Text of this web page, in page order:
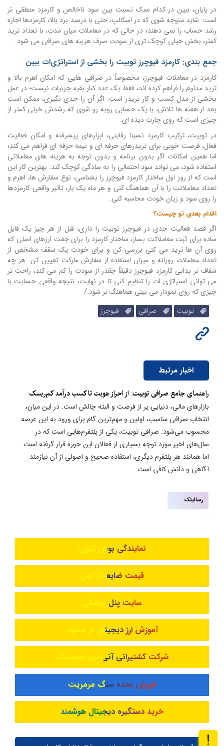
در پایان، ببین در کدام سبک نسبت بین سود ناخالص و کارمزد منطقی تر
است. شاید متوجه شوی که در اسکالپ، حتی با درصد برد بالا، کارمزدها اجازه
رشد حساب را نمی دهند؛ در حالی که در معاملات میان مدت، با تعداد ترید
کمتر، بخش خیلی کوچک تری از سودت صرف هزینه های صرافی می شود.
جمع بندی: کارمزد فیوچرز توبیت را بخشی از استراتژی‌ات ببین
کارمزد در معاملات فیوچرز، مخصوصاً در صرافی هایی که امکان اهرم بالا و
ترید مداوم را فراهم کرده اند، فقط یک عدد کنار بقیه جزئیات نیست؛ در عمل
بخشی از مدل کسب و کار تریدر است. اگر آن را جدی نگیری، ممکن است
بعد از هفته ها تلاش، با یک حسابی روبه رو شوی که رشدش خیلی کمتر از
چیزی است که روی چارت دیده ای.
در توبیت، ترکیب کارمزد نسبتا رقابتی، ابزارهای پیشرفته و امکان فعالیت
فعال، فرصت خوبی برای تریدرهای حرفه ای و نیمه حرفه ای فراهم می کند؛
اما همین امکانات اگر بدون برنامه و بدون توجه به هزینه های معاملاتی
استفاده شود، می تواند سود احتمالی را به سادگی کوچک کند. بهترین کار این
است که از روز اول ساختار کارمزد فیوچرز را بشناسی، نوع سفارش ها، اهرم و
تعداد معاملاتت را با آن هماهنگ کنی و هر ماه یک بار، تاثیر واقعی کارمزدها
را روی سود و زیان خودت محاسبه کنی.
اقدام بعدی تو چیست؟
اگر قصد فعالیت جدی در فیوچرز توبیت را داری، قبل از هر چیز یک فایل
ساده برای ثبت معاملاتت بساز، ساختار کارمزد را برای جفت ارزهای اصلی که
روی آن ها ترید می کنی بررسی کن و برای خودت یک سقف مشخص از
تعداد معاملات روزانه و میزان استفاده از سفارش مارکت تعیین کن. هر چه
شفاف تر بدانی کارمزد فیوچرز دقیقاً چقدر از سودت را کم می کند، راحت تر
می توانی استراتژی ات را تنظیم کنی تا در نهایت، نتیجه واقعی حسابت با
چیزی که روی نمودار می بینی هماهنگ تر شود./
توبیت
صرافی فیوچرز
اخبار مرتبط
راهنمای جامع صرافی توبیت: از احراز هویت تا کسب درآمد کم‌ریسک
بازارهای مالی، دنیایی پر از فرصت و البته چالش است. در این میان،
انتخاب صرافی مناسب، اولین و مهم‌ترین گام برای ورود به این عرصه
محسوب می‌شود. صرافی توبیت، یکی از پلتفرم‌هایی است که در
سال‌های اخیر مورد توجه بسیاری از فعالان این حوزه قرار گرفته است.
اما همانند هر پلتفرم دیگری، استفاده صحیح و اصولی از آن نیازمند
آگاهی و دانش کافی است.
رسالینک
نمایندگی بوش تهران
قیمت ضایعات آهن
سایت پنل پیامکی
آموزش ارز دیجیتال در مشهد
شرکت کشتیرانی آنی دریا لجستیک
فروش عمده سنگ مرمریت
خرید دستگیره دیجیتال هوشمند